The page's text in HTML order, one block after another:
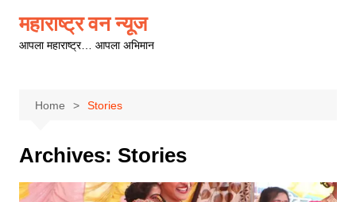
content
महाराष्ट्र वन न्यूज
आपला महाराष्ट्र… आपला अभिमान
Home Stories
Archives: Stories